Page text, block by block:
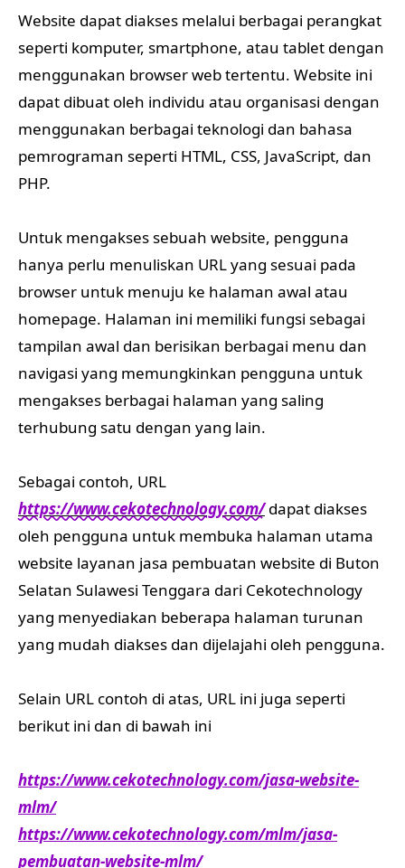
Website dapat diakses melalui berbagai perangkat
seperti komputer, smartphone, atau tablet dengan
menggunakan browser web tertentu. Website ini
dapat dibuat oleh individu atau organisasi dengan
menggunakan berbagai teknologi dan bahasa
pemrograman seperti HTML, CSS, JavaScript, dan
PHP.
Untuk mengakses sebuah website, pengguna
hanya perlu menuliskan URL yang sesuai pada
browser untuk menuju ke halaman awal atau
homepage. Halaman ini memiliki fungsi sebagai
tampilan awal dan berisikan berbagai menu dan
navigasi yang memungkinkan pengguna untuk
mengakses berbagai halaman yang saling
terhubung satu dengan yang lain.
Sebagai contoh, URL
https://www.cekotechnology.com/dapat diakses
oleh pengguna untuk membuka halaman utama
website layanan jasa pembuatan website di Buton
Selatan Sulawesi Tenggara dari Cekotechnology
yang menyediakan beberapa halaman turunan
yang mudah diakses dan dijelajahi oleh pengguna.
Selain URL contoh di atas, URL ini juga seperti
berikut ini dan di bawah ini
https://www.cekotechnology.com/jasa-website-
mlm/
https://www.cekotechnology.com/mlm/jasa-
pembuatan-website-mlm/